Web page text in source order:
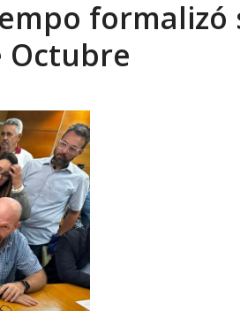
de l... AGOSTO 5, 2026
formalizó
Octubre